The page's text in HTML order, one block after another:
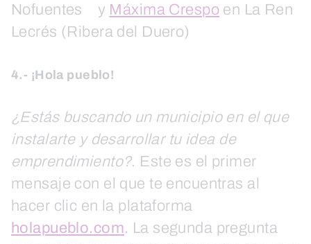
Nofuentes y Máxima Crespo en La Ren
Lecrés (Ribera del Duero)
4.- ¡Hola pueblo!
¿Estás buscando un municipio en el que
instalarte y desarrollar tu idea de
emprendimiento?. Este es el primer
mensaje con el que te encuentras al
hacer clic en la plataforma
holapueblo.com. La segunda pregunta